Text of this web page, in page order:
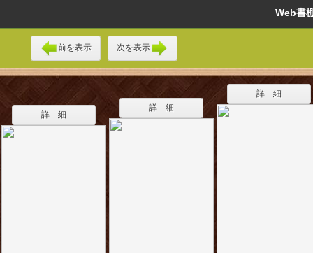
Web
前を表示 次を表示
詳 細
詳 細
詳 細